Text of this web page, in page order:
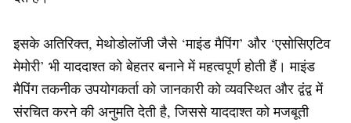
इसके अतिरिक्त, मेथोडोलॉजी जैसे ‘माइंड मैपिंग’ और ‘एसोसिएटिव
मेमोरी’ भी याददाश्त को बेहतर बनाने में महत्वपूर्ण होती हैं। माइंड
मैपिंग तकनीक उपयोगकर्ता को जानकारी को व्यवस्थित और द्वंद्व में
संरचित करने की अनुमति देती है, जिससे याददाश्त को मजबूती